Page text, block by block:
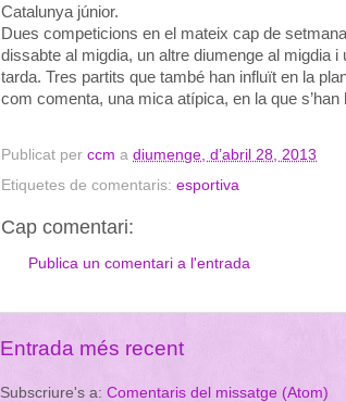
Catalunya júnior.
Dues competicions en el mateix cap de
dissabte al migdia, un altre diumenge al migdia
tarda. Tres partits que també han influït en la
com comenta, una mica atípica, en la que
Publicat per ccm a diumenge, d’abril 28, 2013
Etiquetes de comentaris: esportiva
Cap comentari:
Publica un comentari a l'entrada
Entrada més recent
Subscriure's a: Comentaris del missatge (Atom)